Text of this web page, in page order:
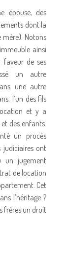
épouse, des
dont la
Notons
ainsi
faveur de ses
un autre
une autre
l’un des fils
et y a
des enfants.
un procès
judiciaires ont
un jugement
de location
Cet
l’héritage ?
frères un droit